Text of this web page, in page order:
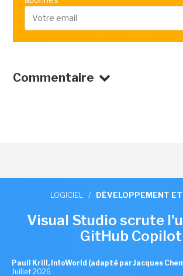
Commentaire
LOGICIEL / DÉVELOPPEMENT
Visual Studio scrute
GitHub Copilot
Paull Krill, InfoWorld (adapté par Jacques
Juillet 2026